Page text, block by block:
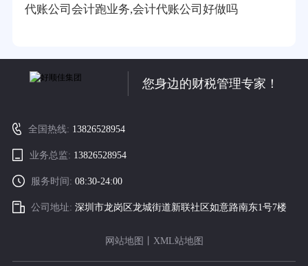
代账公司会计跑业务,会计代账公司好做吗
您身边的财税管理专家！
全国热线: 13826528954
业务总监: 13826528954
服务时间:08:30-24:00
公司地址:深圳市龙岗区龙城街道新联社区如意路南东1号7楼
网站地图 XML站地图